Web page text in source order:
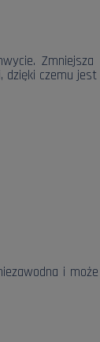
dzięki czemu
i